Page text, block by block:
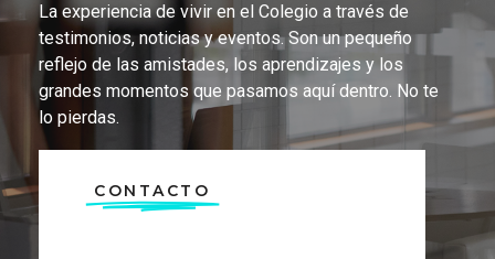
La experiencia de vivir en el Colegio a través de
testimonios, noticias y eventos. Son un pequeño
reflejo de las amistades, los aprendizajes y los
grandes momentos que pasamos aquí dentro. No te
lo pierdas.
CONTACTO